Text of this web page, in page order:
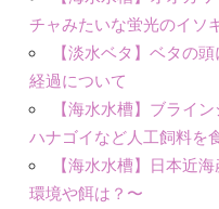
チャみたいな蛍光のイソ
【淡水ベタ】ベタの
経過について
【海水水槽】ブライ
ハナゴイなど人工飼料を
【海水水槽】日本近
環境や餌は？〜